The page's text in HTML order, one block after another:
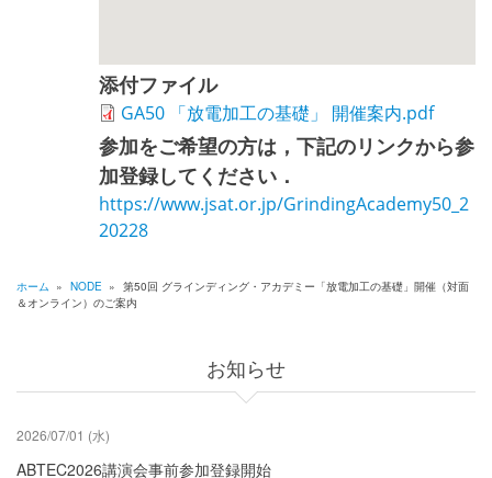
添付ファイル
GA50 「放電加工の基礎」 開催案内.pdf
参加をご希望の方は，下記のリンクから参
加登録してください．
https://www.jsat.or.jp/GrindingAcademy50_2
20228
パ
く
ず
ホーム » NODE » 第50回 グラインディング・アカデミー「放電加工の基礎」開催（対面
＆オンライン）のご案内
お知らせ
2026/07/01 (水)
ABTEC2026講演会事前参加登録開始